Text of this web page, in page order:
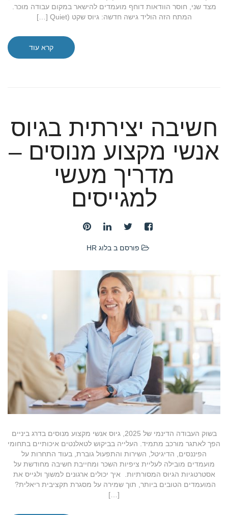
מצד שני, חוסר הוודאות דוחף מועמדים להישאר במקום עבודה מוכר.
המתח הזה הוליד גישה חדשה: גיוס שקט (Quiet […]
קרא עוד
חשיבה יצירתית בגיוס
אנשי מקצוע מנוסים –
מדריך מעשי
למגייסים
פורסם ב בלוג HR
בשוק העבודה הדינמי של 2025, גיוס אנשי מקצוע מנוסים בדרג ביניים
הפך לאתגר מורכב מתמיד. העלייה בביקוש לטאלנטים איכותיים בתחומי
הפיננסים, הדיגיטל, השירות והתפעול גוברת, בעוד התחרות על
מועמדים מובילה לעליית ציפיות השכר ומחייבת חשיבה מחודשת על
אסטרטגיות הגיוס המסורתיות. איך יכולים ארגונים למשוך ולגייס את
המועמדים הטובים ביותר, תוך שמירה על מסגרת תקציבית ריאלית?
[…]